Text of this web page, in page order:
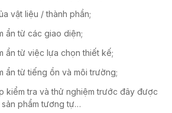
vật liệu / thành phần;
ẩn từ các giao diện;
ẩn từ việc lựa chọn thiết kế;
ẩn từ tiếng ồn và môi trường;
kiểm tra và thử nghiệm trước đây được
phẩm tương tự…